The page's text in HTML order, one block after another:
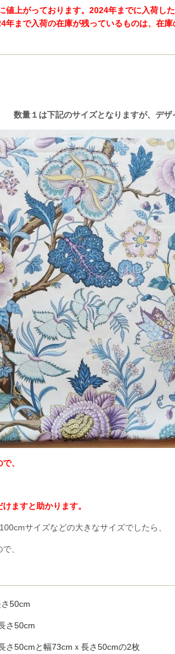
上がっております。2024年までに入荷し
年まで入荷の在庫が残っているものは、在
数量１は下記のサイズとなりますが、デザ
、
ますと助かります。
サイズなどの大きなサイズでしたら、
、
50cm
さ50cm
さ50cmと幅73cmｘ長さ50cmの2枚